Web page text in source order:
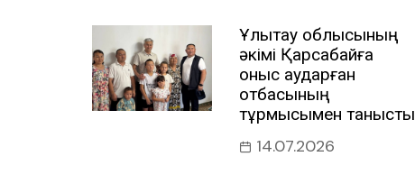
Ұлытау облысының
әкімі Қарсақбайға
қоныс аударған
отбасының
тұрмысымен танысты
14.07.2026